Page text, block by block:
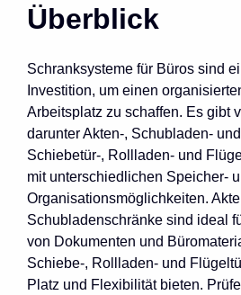
Überblick
Schranksysteme für Büros sind
Investition, um einen
Arbeitsplatz zu schaffen. Es gibt
darunter Akten-, Schubladen-
Schiebetür-, Rollladen- und
mit unterschiedlichen Speicher-
Organisationsmöglichkeiten.
Schubladenschränke sind ideal
von Dokumenten und
Schiebe-, Rollladen- und
Platz und Flexibilität bieten.